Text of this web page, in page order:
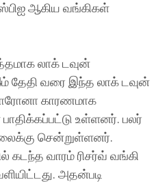
ஆகிய வங்கிகள்
லாக் டவுன்
தேதி வரை இந்த லாக் டவுன்
காரணமாக
உள்ளனர். பலர்
சென்றுள்ளனர்.
கடந்த வாரம் ரிசர்வ் வங்கி
அதன்படி